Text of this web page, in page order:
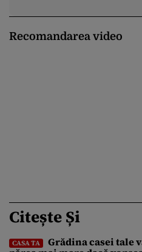
Recomandarea video
Citește Și
CASA TA
Grădina casei tale